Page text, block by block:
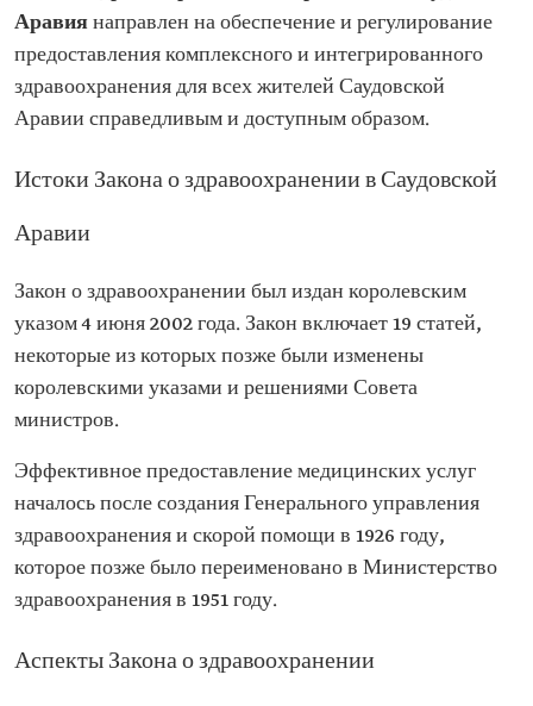
Аравиянаправлен на обеспечение и регулирование
предоставления комплексного и интегрированного
здравоохранения для всех жителей Саудовской
Аравии справедливым и доступным образом.
Истоки Закона о здравоохранении в Саудовской
Аравии
Закон о здравоохранении был издан королевским
указом 4 июня 2002 года. Закон включает 19 статей,
некоторые из которых позже были изменены
королевскими указами и решениями Совета
министров.
Эффективное предоставление медицинских услуг
началось после создания Генерального управления
здравоохранения и скорой помощи в 1926 году,
которое позже было переименовано в Министерство
здравоохранения в 1951 году.
Аспекты Закона о здравоохранении